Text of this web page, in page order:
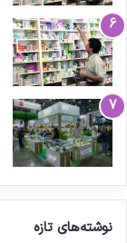
نوشته‌های تازه